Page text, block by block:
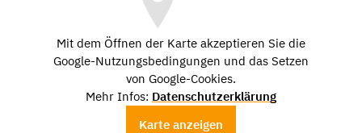
Mit dem Öffnen der Karte akzeptieren Sie die
Google-Nutzungsbedingungen und das Setzen
von Google-Cookies.
Mehr Infos: Datenschutzerklärung
Karte anzeigen